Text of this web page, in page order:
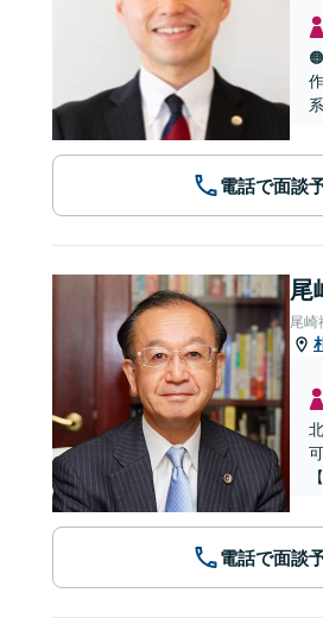
系
電話で面談
尾
尾崎
電話で面談